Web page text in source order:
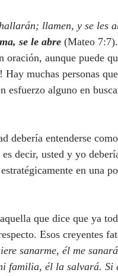
llamen, y se les
se le abre (Mateo
oración, aunque puede
! Hay muchas personas que
esfuerzo alguno en
debería entenderse como
es decir, usted y yo
en una
Esos creyentes
sanarme, él me
familia, él la salvará. Si